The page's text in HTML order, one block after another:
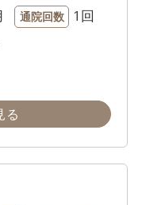
通院回数 1回
る